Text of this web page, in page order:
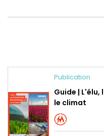
Publication
Guide |
le climat